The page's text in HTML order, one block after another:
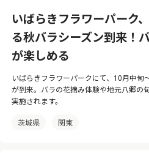
いばらきフラワーパーク
る秋バラシーズン到来！
が楽しめる
いばらきフラワーパークにて、10月中旬
が到来。バラの花摘み体験や地元八郷の
実施されます。
茨城県 関東